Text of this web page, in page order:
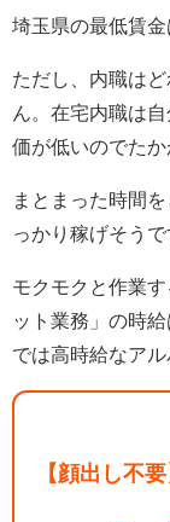
埼玉県の最低賃金
ただし、内職は
ん。在宅内職は
価が低いのでた
まとまった時間
っかり稼げそうで
モクモクと作業
ット業務」の時
では高時給なアル
【顔出し不